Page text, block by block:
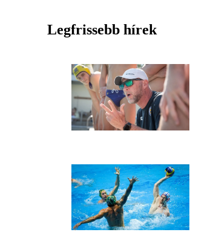
Legfrissebb hírek